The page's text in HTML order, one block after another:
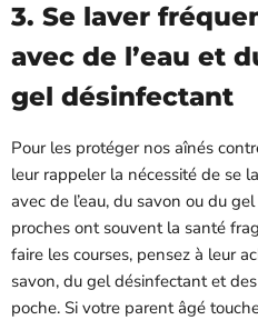
3. Se laver
avec de l’eau et
gel désinfectant
Pour les protéger nos aînés
leur rappeler la nécessité de se
avec de l’eau, du savon ou du
proches ont souvent la santé
faire les courses, pensez à leur
savon, du gel désinfectant et
poche. Si votre parent âgé